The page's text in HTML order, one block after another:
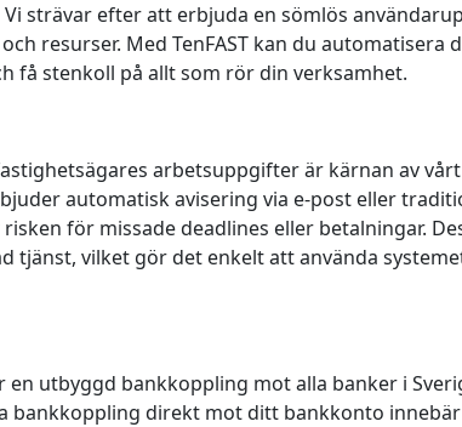
strävar efter att erbjuda en sömlös
resurser. Med TenFAST kan du automatisera
få stenkoll på allt som rör din verksamhet.
arbetsuppgifter är kärnan av vårt
automatisk avisering via e-post eller
för missade deadlines eller betalningar.
tjänst, vilket gör det enkelt att använda
en utbyggd bankkoppling mot alla banker i
bankkoppling direkt mot ditt bankkonto